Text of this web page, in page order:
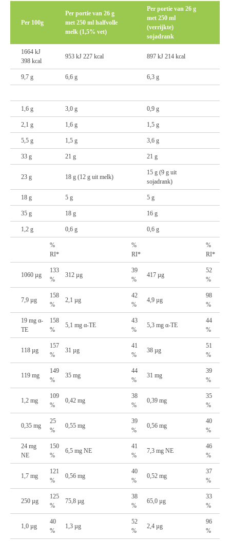
Per 100g
Per portie van 26 g
met 250 ml halfvolle
melk (1,5% vet)
Per portie van 26 g
met 250 ml
(verrijkte)
sojadrank
1664 kJ
398 kcal
953 kJ 227 kcal 897 kJ 214 kcal
9,7 g 6,6 g 6,3 g
1,6 g 3,0 g 0,9 g
2,1 g 1,6 g 1,5 g
5,5 g 1,5 g 3,6 g
33 g 21 g 21 g
23 g 18 g (12 g uit melk)
15 g (9 g uit
sojadrank)
18 g 5 g 5 g
35 g 18 g 16 g
1,2 g 0,6 g 0,6 g
%
RI*
%
RI*
%
RI*
1060 µg
133
%
312 µg
39
%
417 µg
52
%
7,9 µg
158
%
2,1 µg
42
%
4,9 µg
98
%
19 mg α-
TE
158
%
5,1 mg α-TE
43
%
5,3 mg α-TE
44
%
118 µg
157
%
31 µg
41
%
38 µg
51
%
119 mg
149
%
35 mg
44
%
31 mg
39
%
1,2 mg
109
%
0,42 mg
38
%
0,39 mg
35
%
0,35 mg
25
%
0,55 mg
39
%
0,56 mg
40
%
24 mg
NE
150
%
6,5 mg NE
41
%
7,3 mg NE
46
%
1,7 mg
121
%
0,56 mg
40
%
0,52 mg
37
%
250 µg
125
%
75,8 µg
38
%
65,0 µg
33
%
1,0 µg
40
%
1,3 µg
52
%
2,4 µg
96
%